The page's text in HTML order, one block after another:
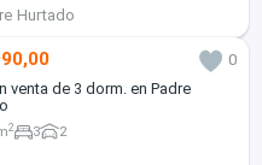
Hurtado
0
venta de 3 dorm. en Padre
2 3 2